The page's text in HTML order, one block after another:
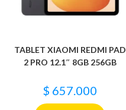
TABLET XIAOMI REDMI PAD
2 PRO 12.1″ 8GB 256GB
$ 657.000